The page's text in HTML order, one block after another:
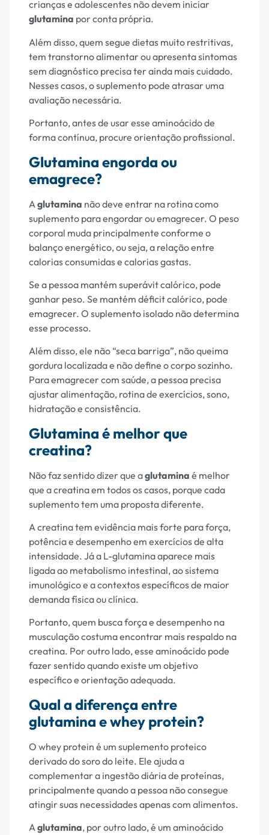
crianças e adolescentes não devem iniciar
glutamina por conta própria.
Além disso, quem segue dietas muito restritivas,
tem transtorno alimentar ou apresenta sintomas
sem diagnóstico precisa ter ainda mais cuidado.
Nesses casos, o suplemento pode atrasar uma
avaliação necessária.
Portanto, antes de usar esse aminoácido de
forma contínua, procure orientação profissional.
Glutamina engorda ou
emagrece?
A glutamina não deve entrar na rotina como
suplemento para engordar ou emagrecer. O peso
corporal muda principalmente conforme o
balanço energético, ou seja, a relação entre
calorias consumidas e calorias gastas.
Se a pessoa mantém superávit calórico, pode
ganhar peso. Se mantém déficit calórico, pode
emagrecer. O suplemento isolado não determina
esse processo.
Além disso, ele não “seca barriga”, não queima
gordura localizada e não define o corpo sozinho.
Para emagrecer com saúde, a pessoa precisa
ajustar alimentação, rotina de exercícios, sono,
hidratação e consistência.
Glutamina é melhor que
creatina?
Não faz sentido dizer que aglutamina é melhor
que a creatina em todos os casos, porque cada
suplemento tem uma proposta diferente.
A creatina tem evidência mais forte para força,
potência e desempenho em exercícios de alta
intensidade. Já a L-glutamina aparece mais
ligada ao metabolismo intestinal, ao sistema
imunológico e a contextos específicos de maior
demanda física ou clínica.
Portanto, quem busca força e desempenho na
musculação costuma encontrar mais respaldo na
creatina. Por outro lado, esse aminoácido pode
fazer sentido quando existe um objetivo
específico e orientação adequada.
Qual a diferença entre
glutamina e whey protein?
O whey protein é um suplemento proteico
derivado do soro do leite. Ele ajuda a
complementar a ingestão diária de proteínas,
principalmente quando a pessoa não consegue
atingir suas necessidades apenas com alimentos.
Aglutamina, por outro lado, é um aminoácido